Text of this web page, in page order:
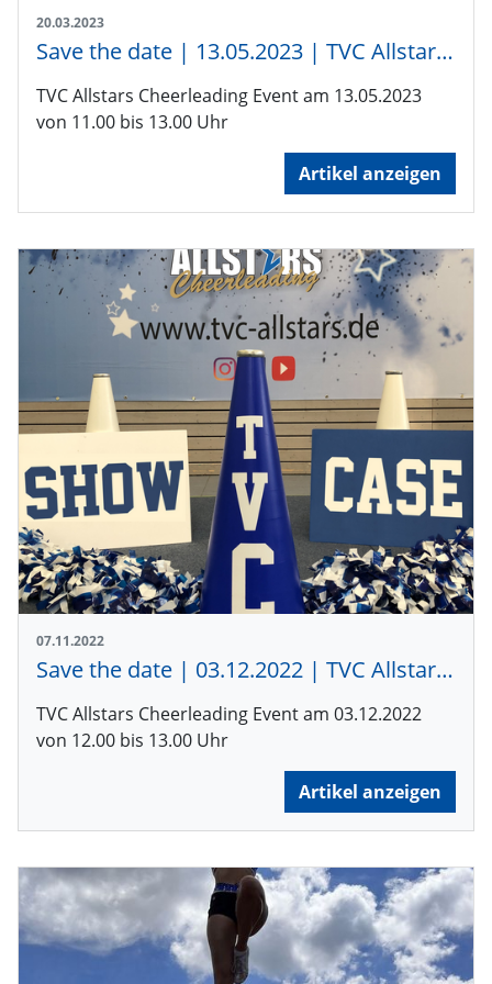
20.03.2023
Save the date | 13.05.2023 | TVC Allstars Showcase
TVC Allstars Cheerleading Event am 13.05.2023
von 11.00 bis 13.00 Uhr
Artikel anzeigen
07.11.2022
Save the date | 03.12.2022 | TVC Allstars Showcase
TVC Allstars Cheerleading Event am 03.12.2022
von 12.00 bis 13.00 Uhr
Artikel anzeigen